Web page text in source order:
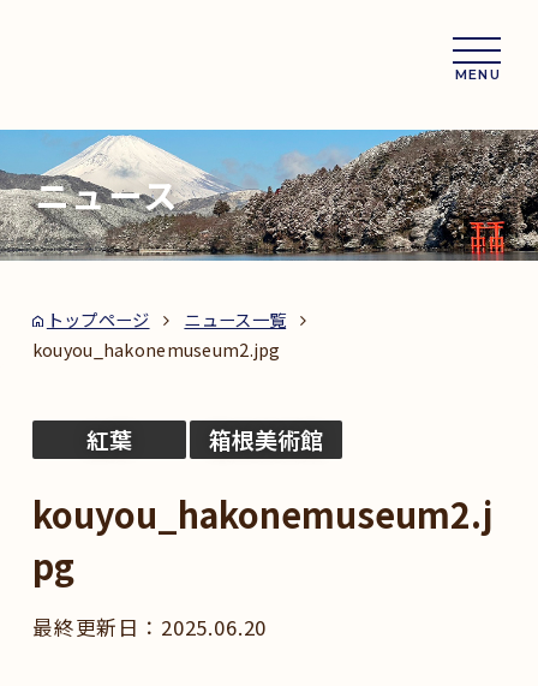
MENU
ニュース
トップページ
ニュース一覧
kouyou_hakonemuseum2.jpg
紅葉 箱根美術館
kouyou_hakonemuseum2.j
pg
2025.06.20